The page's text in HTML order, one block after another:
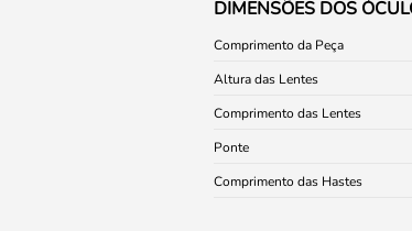
DIMENSÕES DOS
Comprimento da Peça
Altura das Lentes
Comprimento das Lentes
Ponte
Comprimento das Hastes